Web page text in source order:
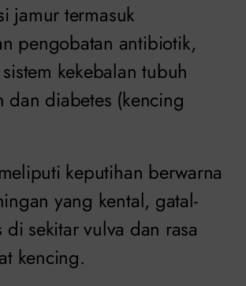
jamur termasuk
pengobatan antibiotik,
kekebalan tubuh
dan diabetes (kencing
keputihan berwarna
yang kental, gatal-
di sekitar vulva dan rasa
kencing.